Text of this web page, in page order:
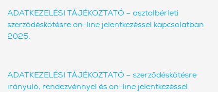
ADATKEZELÉSI TÁJÉKOZTATÓ – asztalbérleti
szerződéskötésre on-line jelentkezéssel kapcsolatban
2025.
ADATKEZELÉSI TÁJÉKOZTATÓ – szerződéskötésre
irányuló, rendezvénnyel és on-line jelentkezéssel